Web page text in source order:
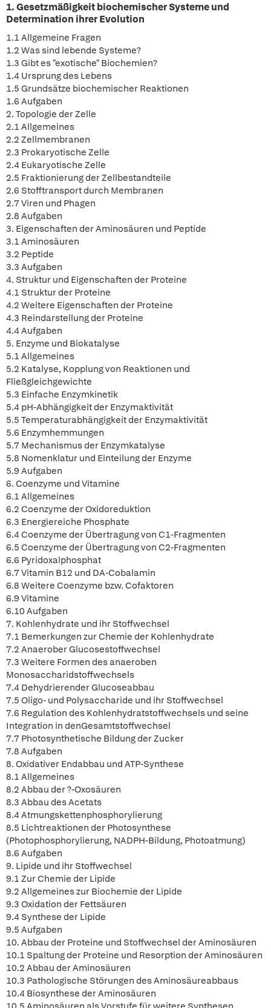
1. Gesetzmäßigkeit biochemischer Systeme und
Determination ihrer Evolution
1.1 Allgemeine Fragen
1.2 Was sind lebende Systeme?
1.3 Gibt es "exotische" Biochemien?
1.4 Ursprung des Lebens
1.5 Grundsätze biochemischer Reaktionen
1.6 Aufgaben
2. Topologie der Zelle
2.1 Allgemeines
2.2 Zellmembranen
2.3 Prokaryotische Zelle
2.4 Eukaryotische Zelle
2.5 Fraktionierung der Zellbestandteile
2.6 Stofftransport durch Membranen
2.7 Viren und Phagen
2.8 Aufgaben
3. Eigenschaften der Aminosäuren und Peptide
3.1 Aminosäuren
3.2 Peptide
3.3 Aufgaben
4. Struktur und Eigenschaften der Proteine
4.1 Struktur der Proteine
4.2 Weitere Eigenschaften der Proteine
4.3 Reindarstellung der Proteine
4.4 Aufgaben
5. Enzyme und Biokatalyse
5.1 Allgemeines
5.2 Katalyse, Kopplung von Reaktionen und
Fließgleichgewichte
5.3 Einfache Enzymkinetik
5.4 pH-Abhängigkeit der Enzymaktivität
5.5 Temperaturabhängigkeit der Enzymaktivität
5.6 Enzymhemmungen
5.7 Mechanismus der Enzymkatalyse
5.8 Nomenklatur und Einteilung der Enzyme
5.9 Aufgaben
6. Coenzyme und Vitamine
6.1 Allgemeines
6.2 Coenzyme der Oxidoreduktion
6.3 Energiereiche Phosphate
6.4 Coenzyme der Übertragung von C1-Fragmenten
6.5 Coenzyme der Übertragung von C2-Fragmenten
6.6 Pyridoxalphosphat
6.7 Vitamin B12 und DA-Cobalamin
6.8 Weitere Coenzyme bzw. Cofaktoren
6.9 Vitamine
6.10 Aufgaben
7. Kohlenhydrate und ihr Stoffwechsel
7.1 Bemerkungen zur Chemie der Kohlenhydrate
7.2 Anaerober Glucosestoffwechsel
7.3 Weitere Formen des anaeroben
Monosaccharidstoffwechsels
7.4 Dehydrierender Glucoseabbau
7.5 Oligo- und Polysaccharide und ihr Stoffwechsel
7.6 Regulation des Kohlenhydratstoffwechsels und seine
Integration in denGesamtstoffwechsel
7.7 Photosynthetische Bildung der Zucker
7.8 Aufgaben
8. Oxidativer Endabbau und ATP-Synthese
8.1 Allgemeines
8.2 Abbau der ?-Oxosäuren
8.3 Abbau des Acetats
8.4 Atmungskettenphosphorylierung
8.5 Lichtreaktionen der Photosynthese
(Photophosphorylierung, NADPH-Bildung, Photoatmung)
8.6 Aufgaben
9. Lipide und ihr Stoffwechsel
9.1 Zur Chemie der Lipide
9.2 Allgemeines zur Biochemie der Lipide
9.3 Oxidation der Fettsäuren
9.4 Synthese der Lipide
9.5 Aufgaben
10. Abbau der Proteine und Stoffwechsel der Aminosäuren
10.1 Spaltung der Proteine und Resorption der Aminosäuren
10.2 Abbau der Aminosäuren
10.3 Pathologische Störungen des Aminosäureabbaus
10.4 Biosynthese der Aminosäuren